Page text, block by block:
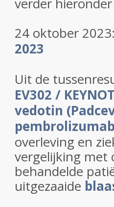
24 oktober
2023
Uit de
EV302 /
vedotin
pembrolizumab
overleving en
vergelijking met
behandelde
uitgezaaide